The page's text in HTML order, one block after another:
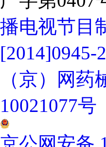
播电视节目
[2014]0945-
（京）网
10021077号